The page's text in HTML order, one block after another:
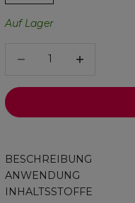
Auf Lager
BESCHREIBUNG
ANWENDUNG
INHALTSSTOFFE